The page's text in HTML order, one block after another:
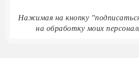
Нажимая на кнопку
на обработку моих